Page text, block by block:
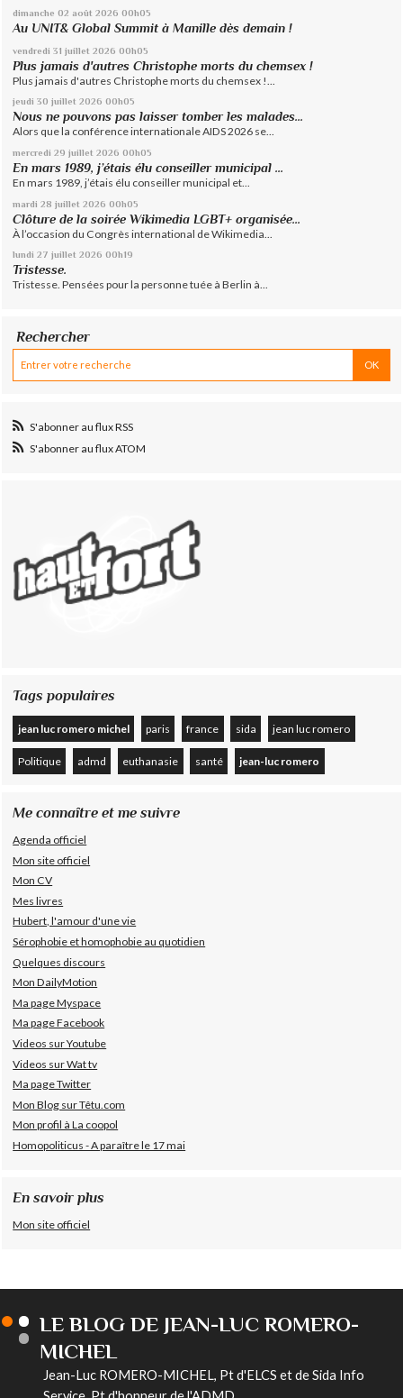
dimanche 02 août 2026 00h05
Au UNIT& Global Summit à Manille dès demain !
vendredi 31 juillet 2026 00h05
Plus jamais d'autres Christophe morts du chemsex !
Plus jamais d'autres Christophe morts du chemsex !...
jeudi 30 juillet 2026 00h05
Nous ne pouvons pas laisser tomber les malades...
Alors que la conférence internationale AIDS 2026 se...
mercredi 29 juillet 2026 00h05
En mars 1989, j’étais élu conseiller municipal ...
En mars 1989, j’étais élu conseiller municipal et...
mardi 28 juillet 2026 00h05
Clôture de la soirée Wikimedia LGBT+ organisée...
À l’occasion du Congrès international de Wikimedia...
lundi 27 juillet 2026 00h19
Tristesse.
Tristesse. Pensées pour la personne tuée à Berlin à...
Rechercher
S'abonner au flux RSS
S'abonner au flux ATOM
Tags populaires
jean luc romero michel paris france sida jean luc romero
Politique admd euthanasie santé jean-luc romero
Me connaître et me suivre
Agenda officiel
Mon site officiel
Mon CV
Mes livres
Hubert, l'amour d'une vie
Sérophobie et homophobie au quotidien
Quelques discours
Mon DailyMotion
Ma page Myspace
Ma page Facebook
Videos sur Youtube
Videos sur Wat tv
Ma page Twitter
Mon Blog sur Têtu.com
Mon profil à La coopol
Homopoliticus - A paraître le 17 mai
En savoir plus
Mon site officiel
LE BLOG DE JEAN-LUC ROMERO-
MICHEL
Jean-Luc ROMERO-MICHEL, Pt d'ELCS et de Sida Info